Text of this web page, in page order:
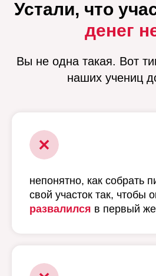
Устали, что
денег
Вы не одна такая. Вот
наших учениц
непонятно, как собрать
свой участок так, чтобы
развалился в первый